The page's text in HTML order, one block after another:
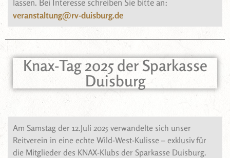
lassen. Bei Interesse schreiben Sie bitte an:
veranstaltung@rv-duisburg.de
Knax-Tag 2025 der Sparkasse
Duisburg
Am Samstag der 12.Juli 2025 verwandelte sich unser
Reitverein in eine echte Wild-West-Kulisse – exklusiv für
die Mitglieder des KNAX-Klubs der Sparkasse Duisburg.